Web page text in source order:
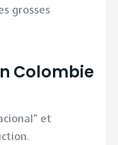
grosses
Colombie
et